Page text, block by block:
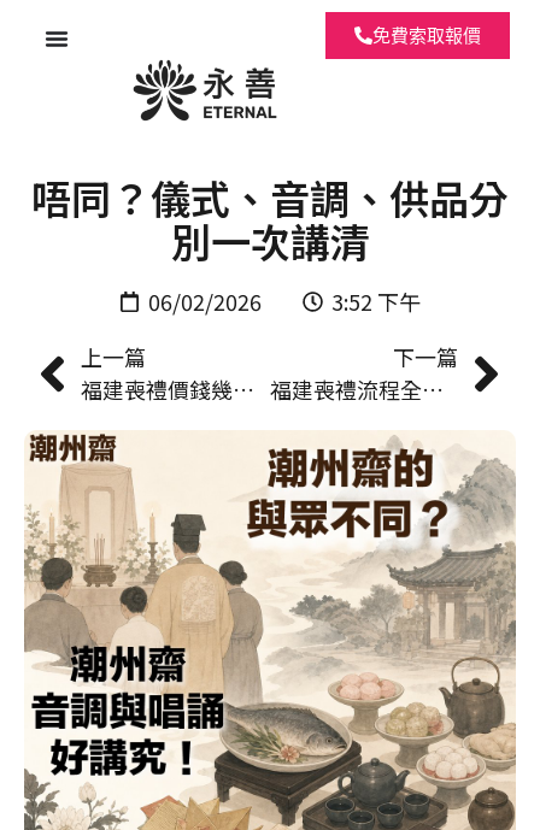
免費索取報價
唔同？儀式、音調、供品分
別一次講清
06/02/2026
3:52 下午
上一篇
福建喪禮價錢幾多？基本套餐、加購項目與預算範圍全拆解
下一篇
福建喪禮流程全指引｜設靈守夜、出殯儀式至做七安位逐步說明